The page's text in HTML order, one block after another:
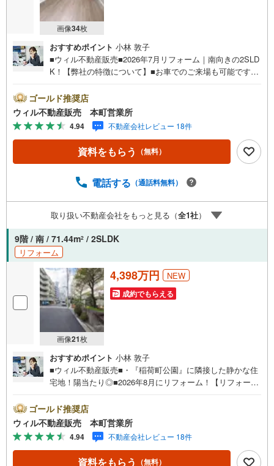
画像34枚
おすすめポイント 小林 敦子
■ウィル不動産販売■2026年7月リフォーム｜南向きの2SLD
K！【弊社の特徴について】■お車でのご来場も可能です。
のお声がけください。■キッズスペースもございますので、
小さなお子様がいらっしゃるご家庭もお気軽のご来場くだ
さい！＝＝＝＝＝＝＝＝＝＝＝＝＝＝＝＝＝＝＝＝＝＝＝
＝＝＝＝＝＝＝【営業時間 10:00～19:00】（定休日なし）
火曜日・水曜日も営業しております。上記時間はお電話が
繋がりやすくなっております。ぜひお気軽にご連絡下さ
料）」ボタンよりご希望の日時をご記入いただけますとス
＝＝＝＝＝＝＝＝＝＝＝＝＝＝＝＝＝■リフォーム担当、ロ
ーン担当が居ますので、何でも気軽にご相談いただけま
す！■リフォーム担当と一緒に現地見学を行い、その場でリ
フォームのご提案等をさせていただきます！■物件管理シス
テムを使えば、ネットに掲載されていない物件のご紹介も
可能です！
ゴールド推奨店
ウィル不動産販売 本町営業所
4.94 不動産会社レビュー 18件
資料をもらう （無料）
電話する （通話料無料）
取り扱い不動産会社をもっと見る（全1社）
9階 / 南 / 71.44m2 / 2SLDK
リフォーム
画像21枚
4,398万円 NEW
成約でもらえる
おすすめポイント 小林 敦子
■ウィル不動産販売■・『稲荷町公園』に隣接した静かな住
宅地！陽当たり◎■2026年8月にリフォーム！【リフォーム
機）、浴室（ユニットバス、1216）、洗面室（洗面台、防
水パン）、トイレ（温水洗浄便座付トイレ）、給湯設備
（給湯器、追焚、マルチリモコン付き）、配管（給水、給
湯、排水管（専有部分））、エアコン（洋室1）、エアコン
先行配管（洋室2,LDK、サービスルーム）、共通（照明器
ゴールド推奨店
ウィル不動産販売 本町営業所
4.94 不動産会社レビュー 18件
資料をもらう （無料）